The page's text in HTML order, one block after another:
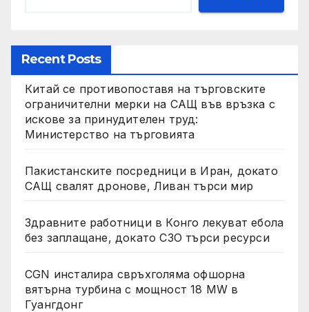
Recent Posts
Китай се противопоставя на търговските
ограничителни мерки на САЩ във връзка с
искове за принудителен труд:
Министерство на търговията
Пакистанските посредници в Иран, докато
САЩ свалят дронове, Ливан търси мир
Здравните работници в Конго лекуват ебола
без заплащане, докато СЗО търси ресурси
CGN инсталира свръхголяма офшорна
вятърна турбина с мощност 18 MW в
Гуангдонг